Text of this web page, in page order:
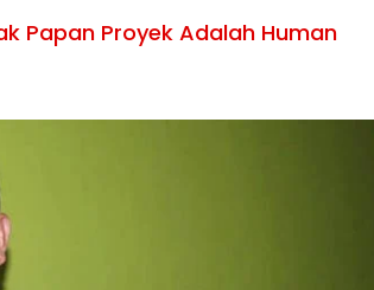
Papan Proyek Adalah Human